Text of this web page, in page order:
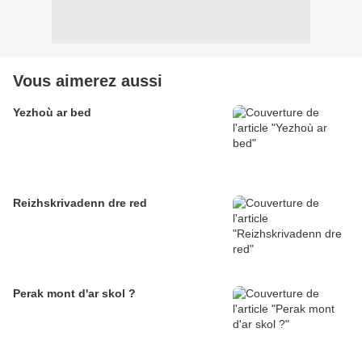
Vous aimerez aussi
Yezhoù ar bed
Reizhskrivadenn dre red
Perak mont d'ar skol ?